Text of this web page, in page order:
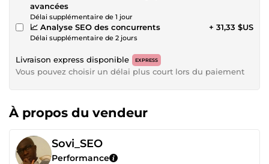
avancées
Délai supplémentaire de 1 jour
📈 Analyse SEO des concurrents
Délai supplémentaire de 2 jours
+ 31,33 $US
Livraison express disponible EXPRESS
Vous pouvez choisir un délai plus court lors du paiement
À propos du vendeur
Sovi_SEO
Performance